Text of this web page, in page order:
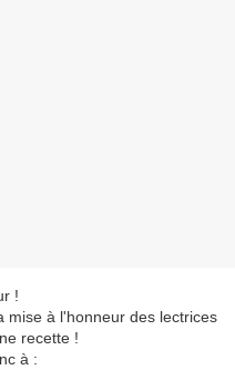
!
mise à l'honneur des lectrices
recette !
à :